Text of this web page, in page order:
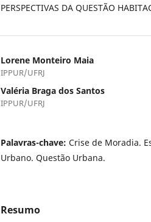
PERSPECTIVAS DA QUESTÃO
Lorene Monteiro Maia
IPPUR/UFRJ
Valéria Braga dos Santos
IPPUR/UFRJ
Palavras-chave: Crise de Moradia.
Urbano. Questão Urbana.
Resumo